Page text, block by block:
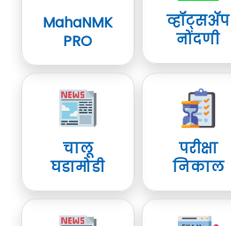
MahaNMK
PRO
व्हॉट्सॲप
नोंदणी
चालू
घडामोडी
परीक्षा
निकाल